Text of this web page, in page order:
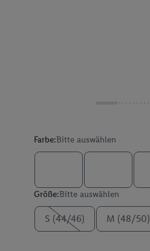
Farbe:Bitte auswählen
Größe:Bitte auswählen
S (44/46) M (48/50)